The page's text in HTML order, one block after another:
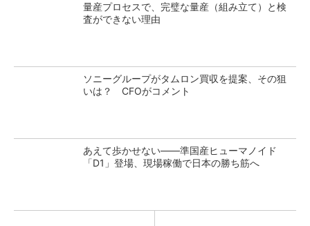
量産プロセスで、完璧な量産（組み立て）と検
査ができない理由
ソニーグループがタムロン買収を提案、その狙
いは？ CFOがコメント
あえて歩かせない――準国産ヒューマノイド
「D1」登場、現場稼働で日本の勝ち筋へ